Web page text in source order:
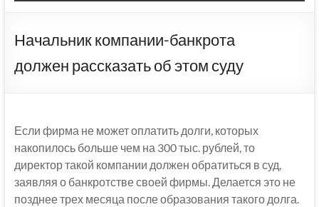
Начальник компании-банкрота
должен рассказать об этом суду
Если фирма не может оплатить долги, которых
накопилось больше чем на 300 тыс. рублей, то
директор такой компании должен обратиться в суд,
заявляя о банкротстве своей фирмы. Делается это не
позднее трех месяца после образования такого долга.